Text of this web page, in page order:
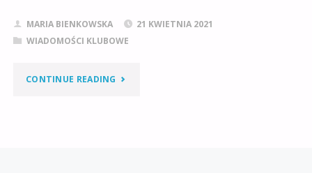
MARIA BIENKOWSKA
21 KWIETNIA 2021
WIADOMOŚCI KLUBOWE
CONTINUE READING "MSZA